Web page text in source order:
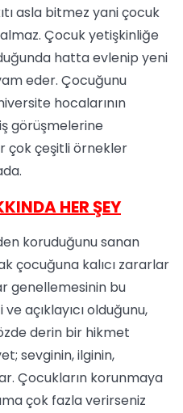
asla bitmez yani çocuk
Çocuk yetişkinliğe
hatta evlenip yeni
eder. Çocuğunu
hocalarının
iş görüşmelerine
çok çeşitli örnekler
HER ŞEY
koruduğunu sanan
çocuğuna kalıcı zararlar
genellemesinin bu
açıklayıcı olduğunu,
derin bir hikmet
sevginin, ilginin,
Çocukların korunmaya
çok fazla verirseniz